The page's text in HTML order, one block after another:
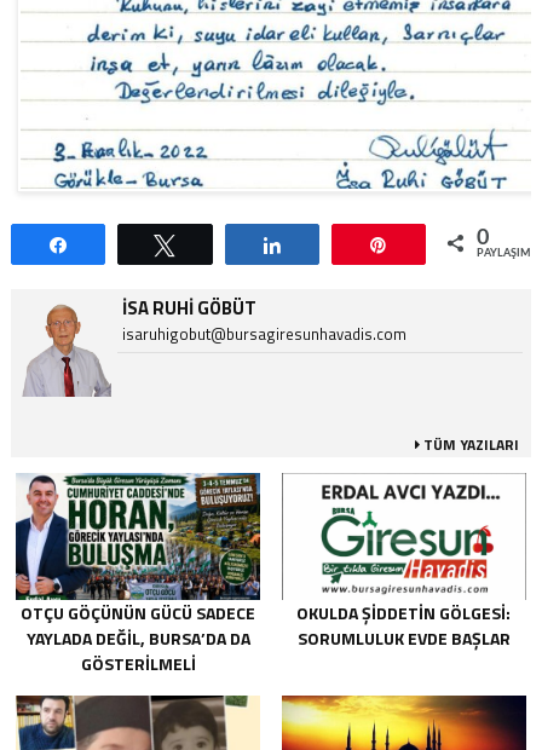
0
İSA RUHI GÖBÜT
isaruhigobut@bursagiresunhavadis.com
TÜM YAZILARI
OTÇU GÖÇÜNÜN GÜCÜ SADECE
YAYLADA DEĞIL, BURSA’DA DA
GÖSTERILMELI
OKULDA ŞIDDETIN GÖLGESI:
SORUMLULUK EVDE BAŞLAR